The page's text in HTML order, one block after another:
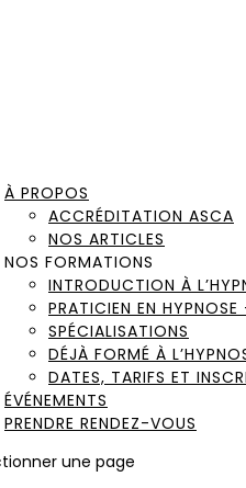
À PROPOS
ACCRÉDITATION ASCA
NOS ARTICLES
NOS FORMATIONS
INTRODUCTION À
PRATICIEN EN
SPÉCIALISATIONS
DÉJÀ FORMÉ À
DATES, TARIFS ET
ÉVÉNEMENTS
PRENDRE RENDEZ-VOUS
une page